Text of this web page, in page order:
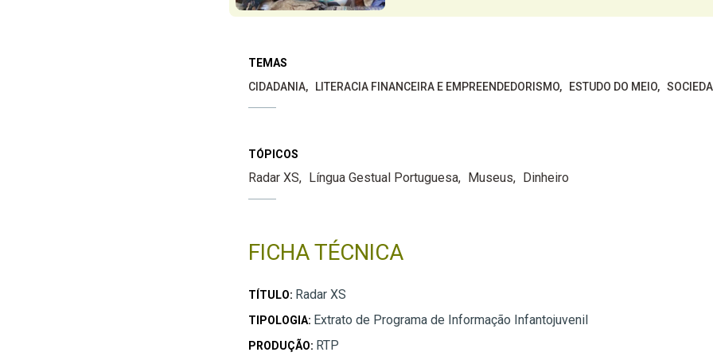
TEMAS
CIDADANIA
LITERACIA FINANCEIRA E EMPREENDEDORISMO ESTUDO DO MEIO
TÓPICOS
Radar XS Língua Gestual Portuguesa Museus Dinheiro
FICHA TÉCNICA
TÍTULO: Radar XS
TIPOLOGIA: Extrato de Programa de Informação Infantojuvenil
PRODUÇÃO: RTP